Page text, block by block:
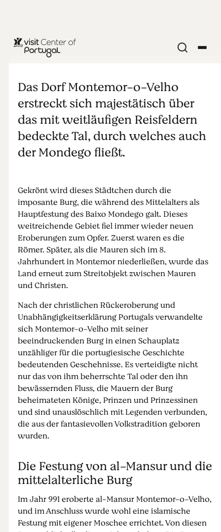
DENKMÄLER UND SEHENSWÜRDIGKEITEN
Die Burg von
Montemor-
o-Velho
Das Dorf Montemor-o-Velho
erstreckt sich majestätisch über
das mit weitläufigen Reisfeldern
bedeckte Tal, durch welches auch
der Mondego fließt.
Gekrönt wird dieses Städtchen durch die
imposante Burg, die während des Mittelalters als
Hauptfestung des Baixo Mondego galt. Dieses
weitreichende Gebiet fiel immer wieder neuen
Eroberungen zum Opfer. Zuerst waren es die
Römer. Später, als die Mauren sich im 8.
Jahrhundert in Montemor niederließen, wurde das
Land erneut zum Streitobjekt zwischen Mauren
und Christen.
Nach der christlichen Rückeroberung und
Unabhängigkeitserklärung Portugals verwandelte
sich Montemor-o-Velho mit seiner
beeindruckenden Burg in einen Schauplatz
unzähliger für die portugiesische Geschichte
bedeutenden Geschehnisse. Es verteidigte nicht
nur das von ihm beherrschte Tal oder den ihn
bewässernden Fluss, die Mauern der Burg
beheimateten Könige, Prinzen und Prinzessinen
und sind unauslöschlich mit Legenden verbunden,
die aus der fantasievollen Volkstradition geboren
wurden.
Die Festung von al-Mansur und die
mittelalterliche Burg
Im Jahr 991 eroberte al-Mansur Montemor-o-Velho,
und im Anschluss wurde wohl eine islamische
Festung mit eigener Moschee errichtet. Von diesen